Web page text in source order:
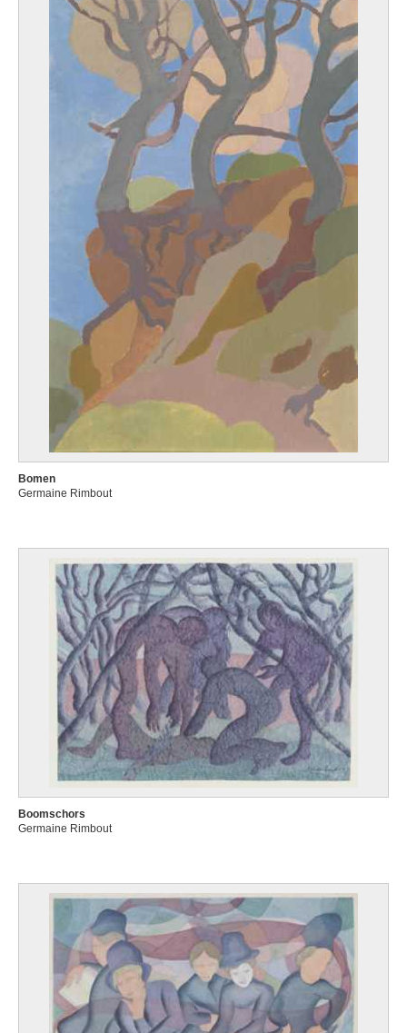
Bomen
Germaine Rimbout
Boomschors
Germaine Rimbout